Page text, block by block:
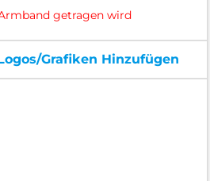
getragen wird
Grafiken Hinzufügen